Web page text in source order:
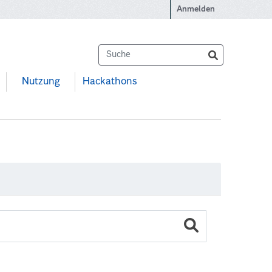
Anmelden
Nutzung Hackathons